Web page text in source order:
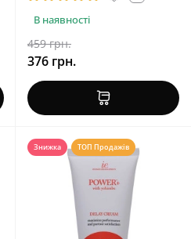
В наявності
459 грн.
376 грн.
Знижка ТОП Продажів